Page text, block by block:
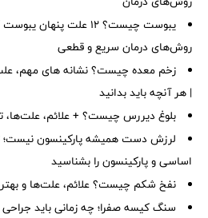
یبوست چیست؟ ۱۲ علت
روش‌های درمان سریع و قطعی
زخم معده چیست؟ نشانه های مهم،
| هر آنچه باید بدانید
بلوغ دیررس چیست؟ + علائم،
لرزش دست همیشه پارکینسون
اساسی و پارکینسون را بشناسید
نفخ شکم چیست؟ علائم، علت‌ها و
سنگ کیسه صفرا؛ چه زمانی باید جراحی